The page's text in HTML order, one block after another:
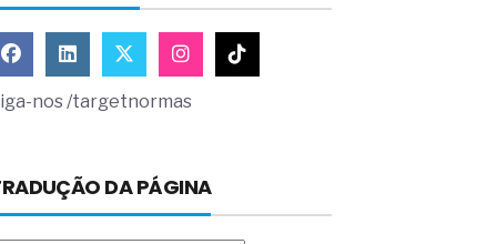
nos /targetnormas
DA PÁGINA